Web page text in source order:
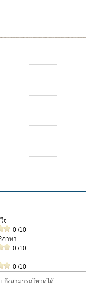
จ
0/10
ภาษา
0/10
0/10
ถึงสามารถโหวดได้